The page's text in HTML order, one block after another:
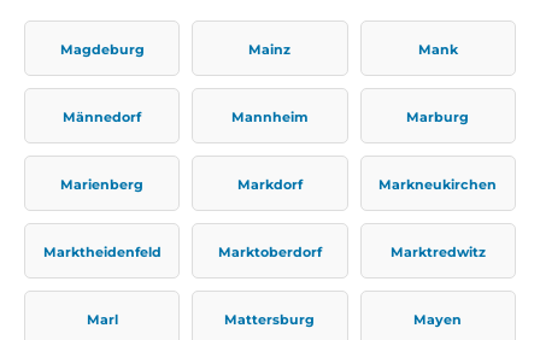
Magdeburg Mainz Mank
Männedorf Mannheim Marburg
Marienberg Markdorf Markneukirchen
Marktheidenfeld Marktoberdorf Marktredwitz
Marl Mattersburg Mayen